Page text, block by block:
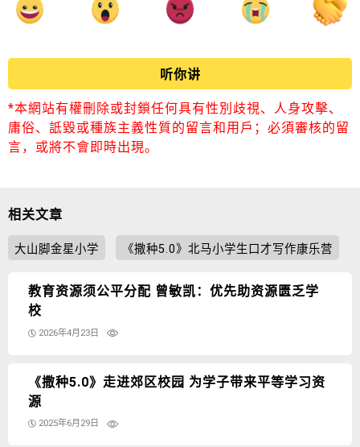
听你讲
*本網站有權刪除或封鎖任何具有性別歧視、人身攻擊、
庸俗、詆毀或種族主義性質的留言和用戶；必須審核的留
言，或將不會即時出現。
相关文章
大山脚金星小学 《撒种5.0》北马小学生口才写作康乐营
教育资源须公平分配 曾敏凯：优先助资源匮乏学
校
2026年4月23日
《撒种5.0》走进郊区校园 为学子带来平等学习资
源
2025年6月29日